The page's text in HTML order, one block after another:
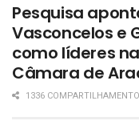
Pesquisa
Vasconcelos e
como líderes
Câmara de
1336